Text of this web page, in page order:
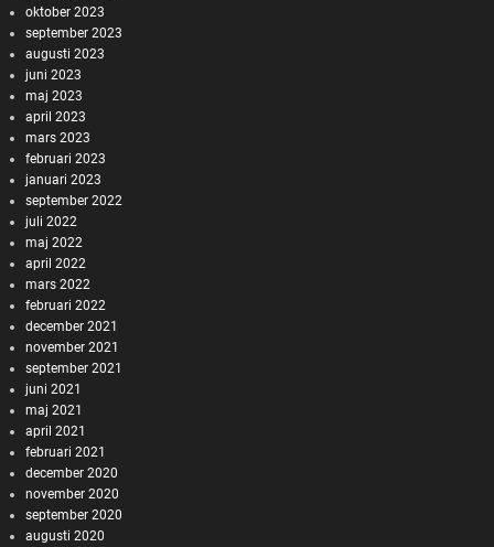
oktober 2023
september 2023
augusti 2023
juni 2023
maj 2023
april 2023
mars 2023
februari 2023
januari 2023
september 2022
juli 2022
maj 2022
april 2022
mars 2022
februari 2022
december 2021
november 2021
september 2021
juni 2021
maj 2021
april 2021
februari 2021
december 2020
november 2020
september 2020
augusti 2020